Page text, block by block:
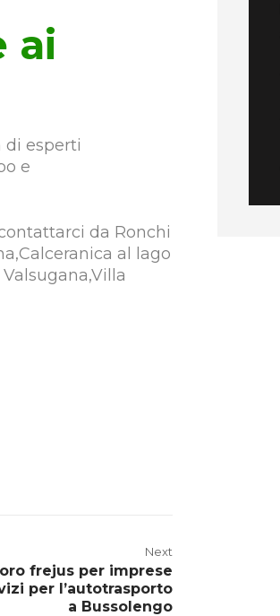
ai
di esperti
e
da Ronchi
al lago
Next
frejus per imprese
per l’autotrasporto
a Bussolengo